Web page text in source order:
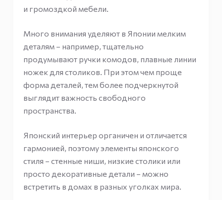
и громоздкой мебели.
Много внимания уделяют в Японии мелким
деталям – например, тщательно
продумывают ручки комодов, плавные линии
ножек для столиков. При этом чем проще
форма деталей, тем более подчеркнутой
выглядит важность свободного
пространства.
Японский интерьер органичен и отличается
гармонией, поэтому элементы японского
стиля – стенные ниши, низкие столики или
просто декоративные детали – можно
встретить в домах в разных уголках мира.